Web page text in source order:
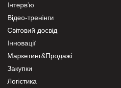
Інтерв’ю
Відео-тренінги
Світовий досвід
Інновації
Маркетинг&Продажі
Закупки
Логістика